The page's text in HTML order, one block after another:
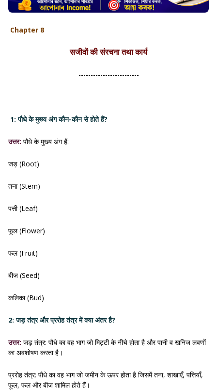
Chapter 8
सजीवों की संरचना तथा कार्य
-------------------------
1: पौधे के मुख्य अंग कौन-कौन से होते हैं?
उत्तर: पौधे के मुख्य अंग हैं:
जड़ (Root)
तना (Stem)
पत्ती (Leaf)
फूल (Flower)
फल (Fruit)
बीज (Seed)
कलिका (Bud)
2: जड़ तंत्र और प्ररोह तंत्र में क्या अंतर है?
उत्तर: जड़ तंत्र: पौधे का वह भाग जो मिट्टी के नीचे होता है और पानी व खनिज लवणों
का अवशोषण करता है।
प्ररोह तंत्र: पौधे का वह भाग जो जमीन के ऊपर होता है जिसमें तना, शाखाएँ, पत्तियाँ,
फूल, फल और बीज शामिल होते हैं।